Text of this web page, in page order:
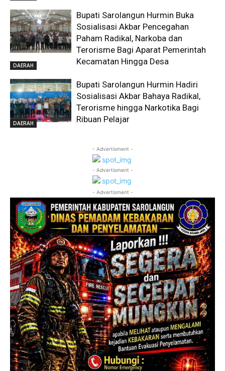
DAERAH
Bupati Sarolangun Hurmin Buka
Sosialisasi Akbar Pencegahan
Paham Radikal, Narkoba dan
Terorisme Bagi Aparat Pemerintah
Kecamatan Hingga Desa
DAERAH
Bupati Sarolangun Hurmin Hadiri
Sosialisasi Akbar Bahaya Radikal,
Terorisme hingga Narkotika Bagi
Ribuan Pelajar
- Advertisment -
- Advertisment -
- Advertisment -